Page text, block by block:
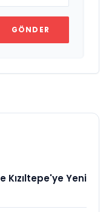
GÖNDER
Kızıltepe'ye Yeni